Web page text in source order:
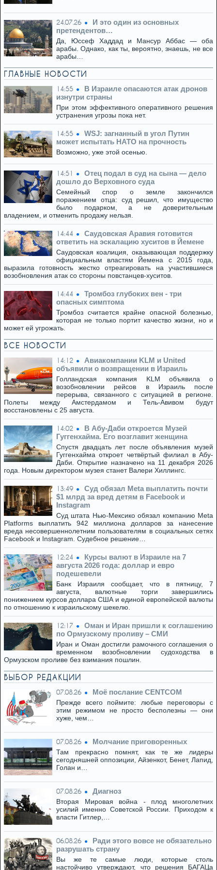
24.07.26
И это один из основных
претендентов…
Да, Юссеф Хаддад и Мансур Аббас — оба
арабы. Однако, как ты, вероятно, знаешь, не все
арабы…
ГЛАВНЫЕ НОВОСТИ
14:55
В Израиле опасаются атак дронов
изнутри страны
При этом эффективного оперативного решения
устранения угрозы пока нет.
14:55
WSJ: загнанный в угол Путин
может испытать НАТО на прочность
Возможно, уже этой осенью.
14:51
Отец подал в суд на сына — дело
дошло до Верховного суда
Семейный спор о земле закончился
поражением отца: суд решил, что имущество
было подарком, а не доверительным
владением, и отменить продажу нельзя.
14:44
Саудовская Аравия готовится
ответить на эскалацию хуситов в Йемене
Саудовская коалиция, оказывающая поддержку
официальным властям Йемена с 2015 года,
выразила готовность жестко отреагировать на участившиеся
возобновления атак со стороны повстанцев-хуситов.
14:44
Тромбоз глубоких вен - три
опасных симптома
Тромбоз считается крайне опасной болезнью,
которая не только портит качество жизни, но и
может ей угрожать.
ВСЕ НОВОСТИ
14:12
Авиакомпании KLM и United
объявили о возвращении в Израиль
Голландская компания KLM объявила о
возобновлении рейсов в Израиль после
перерыва, связанного с ситуацией в регионе.
Полеты между Амстердамом и Тель-Авивом будут
восстановлены с 25 августа.
14:02
В Абу-Даби откроется Музей
Гуггенхайма. Его возглавит женщина
Спустя двадцать лет после объявления музей
Гуггенхайма откроет четвёртый филиал в Абу-
Даби. Открытие назначено на 11 декабря 2026
года. Новым директором музея станет Валери Хиллингс.
13:49
Суд обязал Meta выплатить почти
$1 млрд за вред детям в Facebook и
Instagram
Суд штата Нью-Мексико обязал компанию Meta
Platforms выплатить 942 миллиона долларов за нанесение
вреда несовершеннолетним пользователям в социальных сетях
Facebook и Instagram. Судебное решение…
12:24
Курсы валют в Израиле на 7
августа 2026 года: доллар и евро
подешевели
Банк Израиля сообщает, что в пятницу, 7
августа, валютные торги завершились
понижением курсов доллара США и единой европейской валюты
по отношению к израильскому шекелю.
12:17
Оман и Иран пришли к соглашению
по Ормузскому проливу – СМИ
Иран и Оман достигли рамочного соглашения о
временном возобновлении судоходства в
Ормузском проливе без взимания пошлин.
ВЫБОР РЕДАКЦИИ
07.08.26 Моё послание CENTCOM
Прежде всего поймите: любые переговоры с
этим режимом не просто бесполезны — они
хуже, чем…
07.08.26 Молчание приговоренных
Там прекрасно помнят, как те же лидеры
сегодняшней оппозиции, Айзенкот, Бенет, Лапид,
Голан и…
07.08.26 Диагноз
Вторая Мировая война - плод многолетних
усилий именно Советской России. Приходом к
власти Гитлер,…
06.08.26
Ради этого вовсе не обязательно
разрушать страну
Вы же те самые люди, которые столь
настойчиво утверждают, что решения БАГАЦа